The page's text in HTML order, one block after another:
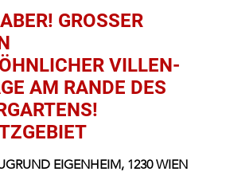
HOME
IMMOBILIEN
ÜBER UNS
GROSSER B
VILLEN-WA
RANDE DES LA
NA
EIGENHEIM, 1230WIEN